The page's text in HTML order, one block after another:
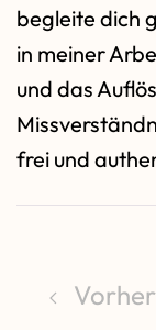
begleite dich
in meiner
und das
frei und